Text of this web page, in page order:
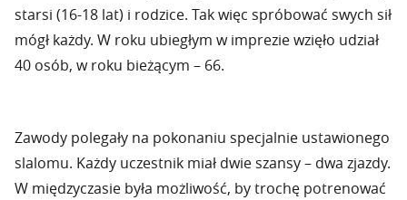
starsi (16-18 lat) i rodzice. Tak więc spróbować swych sił
mógł każdy. W roku ubiegłym w imprezie wzięło udział
40 osób, w roku bieżącym – 66.
Zawody polegały na pokonaniu specjalnie ustawionego
slalomu. Każdy uczestnik miał dwie szansy – dwa zjazdy.
W międzyczasie była możliwość, by trochę potrenować